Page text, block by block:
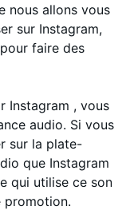
nous allons vous
sur Instagram,
faire des
Instagram , vous
audio. Si vous
sur la plate-
que Instagram
qui utilise ce son
promotion.